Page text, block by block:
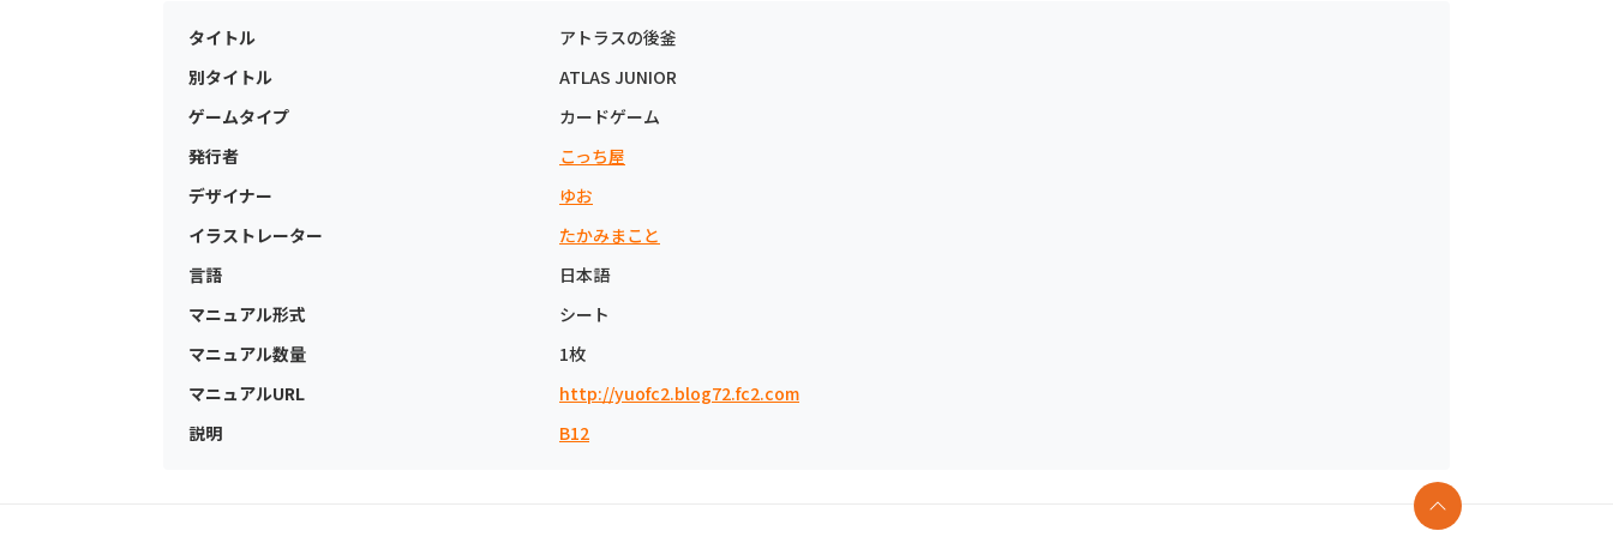
タイトル
アトラスの後釜
別タイトル
ATLAS JUNIOR
ゲームタイプ
カードゲーム
発行者
こっち屋
デザイナー
ゆお
イラストレーター
たかみまこと
言語
日本語
マニュアル形式
シート
マニュアル数量
1枚
マニュアルURL
http://yuofc2.blog72.fc2.com
説明
B12